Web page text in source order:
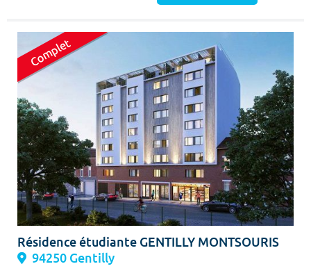
Résidence étudiante GENTILLY MONTSOURIS
94250 Gentilly